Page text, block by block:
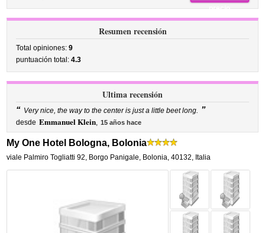
precio
Resumen recensión
Total opiniones:9
puntuación total:4.3
Ultima recensión
“ Very nice, the way to the center is just a little beet long. ”
desde Emmanuel Klein, 15 años hace
My One Hotel Bologna, Bolonia
viale Palmiro Togliatti 92, Borgo Panigale, Bolonia,40132, Italia